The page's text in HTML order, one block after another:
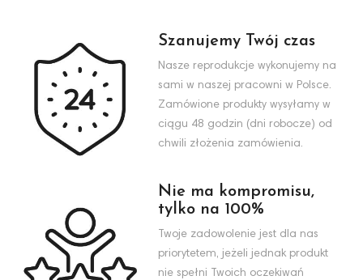
Szanujemy Twój czas
Nasze reprodukcje wykonujemy na
sami w naszej pracowni w Polsce.
Zamówione produkty wysyłamy w
ciągu 48 godzin (dni robocze) od
chwili złożenia zamówienia.
Nie ma kompromisu,
tylko na 100%
Twoje zadowolenie jest dla nas
priorytetem, jeżeli jednak produkt
nie spełni Twoich oczekiwań